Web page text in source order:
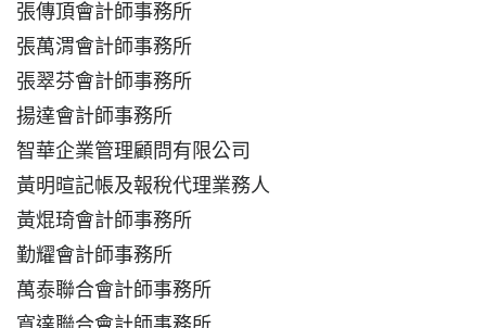
張傳頂會計師事務所
張萬渭會計師事務所
張翠芬會計師事務所
揚達會計師事務所
智華企業管理顧問有限公司
黃明暄記帳及報稅代理業務人
黃焜琦會計師事務所
勤耀會計師事務所
萬泰聯合會計師事務所